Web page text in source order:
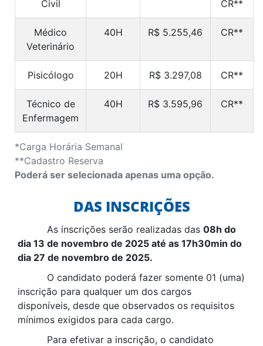
*Carga Horária Semanal
**Cadastro Reserva
Poderá ser selecionada apenas uma opção.
Civil
CR**
Médico
Veterinário
40H R$ 5.255,46 CR**
Pisicólogo 20H R$ 3.297,08 CR**
Técnico de
Enfermagem
40H R$ 3.595,96 CR**
DAS INSCRIÇÕES
As inscrições serão realizadas das 08h do
dia 13 de novembro de 2025 até as 17h30min do
dia 27 de novembro de 2025.
O candidato poderá fazer somente 01 (uma)
inscrição para qualquer um dos cargos
disponíveis, desde que observados os requisitos
mínimos exigidos para cada cargo.
Para efetivar a inscrição, o candidato